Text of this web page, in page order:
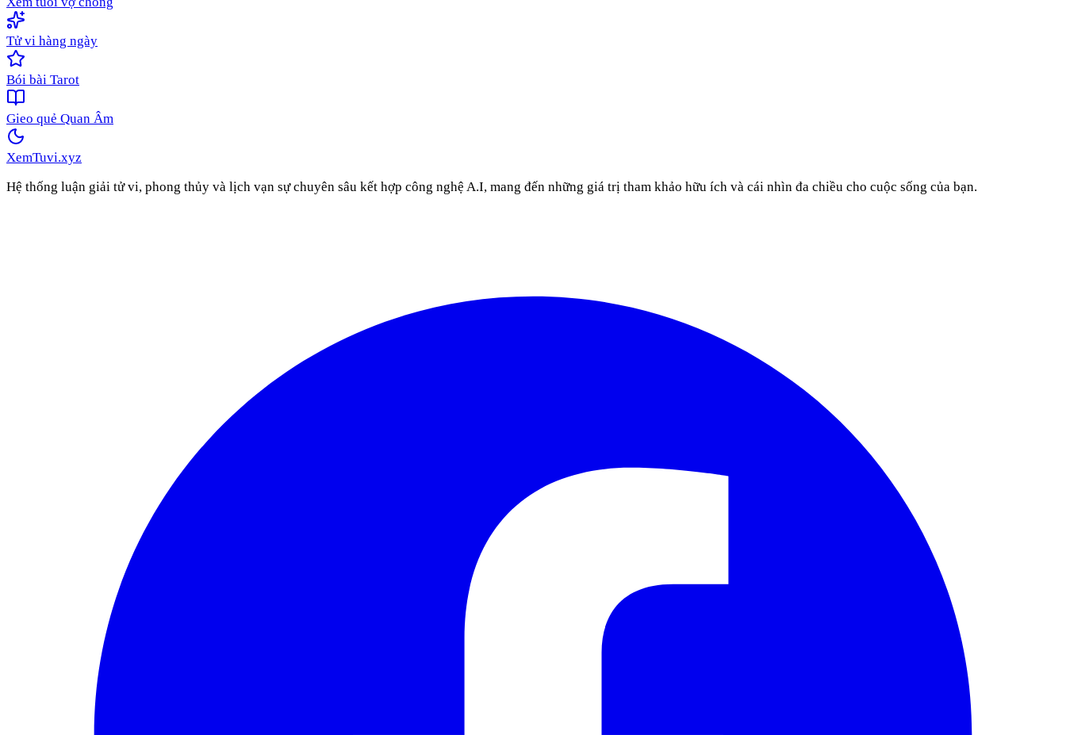
Tử vi hàng ngày
Bói bài Tarot
Gieo quẻ Quan Âm
XemTuvi.xyz
Hệ thống luận giải tử vi, phong thủy và lịch vạn sự chuyên sâu kết hợp công nghệ A.I, mang đến những giá trị tham khảo hữu ích và cái nhìn đa chiều cho cuộc sống của bạn.